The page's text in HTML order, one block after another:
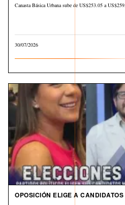
Canasta Básica Urbana sube de US$253.05 a
30/07/2026
OPOSICIÓN ELIGE A